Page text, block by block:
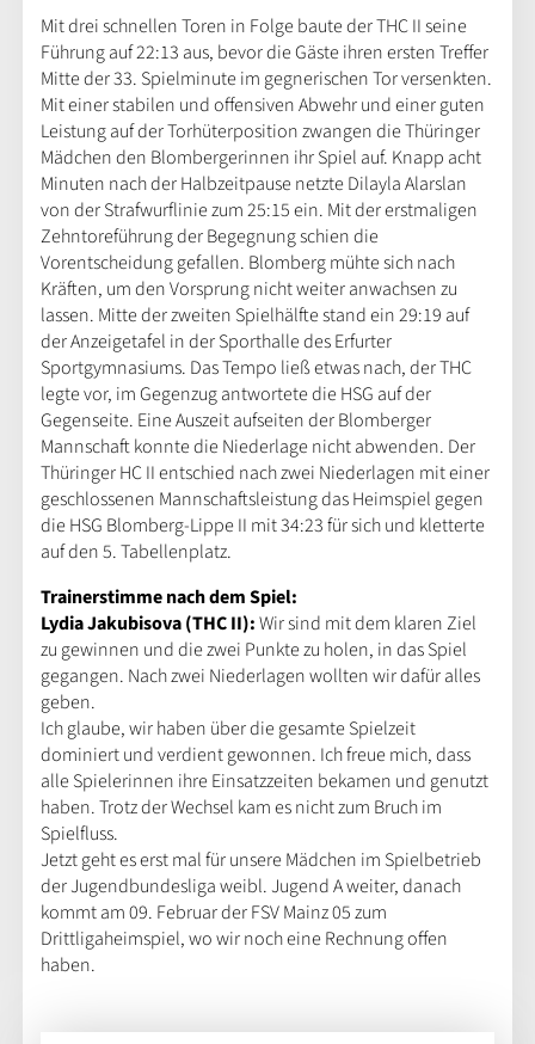
Mit drei schnellen Toren in Folge baute der THC II seine
Führung auf 22:13 aus, bevor die Gäste ihren ersten Treffer
Mitte der 33. Spielminute im gegnerischen Tor versenkten.
Mit einer stabilen und offensiven Abwehr und einer guten
Leistung auf der Torhüterposition zwangen die Thüringer
Mädchen den Blombergerinnen ihr Spiel auf. Knapp acht
Minuten nach der Halbzeitpause netzte Dilayla Alarslan
von der Strafwurflinie zum 25:15 ein. Mit der erstmaligen
Zehntoreführung der Begegnung schien die
Vorentscheidung gefallen. Blomberg mühte sich nach
Kräften, um den Vorsprung nicht weiter anwachsen zu
lassen. Mitte der zweiten Spielhälfte stand ein 29:19 auf
der Anzeigetafel in der Sporthalle des Erfurter
Sportgymnasiums. Das Tempo ließ etwas nach, der THC
legte vor, im Gegenzug antwortete die HSG auf der
Gegenseite. Eine Auszeit aufseiten der Blomberger
Mannschaft konnte die Niederlage nicht abwenden. Der
Thüringer HC II entschied nach zwei Niederlagen mit einer
geschlossenen Mannschaftsleistung das Heimspiel gegen
die HSG Blomberg-Lippe II mit 34:23 für sich und kletterte
auf den 5. Tabellenplatz.
Trainerstimme nach dem Spiel:
Lydia Jakubisova (THC II):Wir sind mit dem klaren Ziel
zu gewinnen und die zwei Punkte zu holen, in das Spiel
gegangen. Nach zwei Niederlagen wollten wir dafür alles
geben.
Ich glaube, wir haben über die gesamte Spielzeit
dominiert und verdient gewonnen. Ich freue mich, dass
alle Spielerinnen ihre Einsatzzeiten bekamen und genutzt
haben. Trotz der Wechsel kam es nicht zum Bruch im
Spielfluss.
Jetzt geht es erst mal für unsere Mädchen im Spielbetrieb
der Jugendbundesliga weibl. Jugend A weiter, danach
kommt am 09. Februar der FSV Mainz 05 zum
Drittligaheimspiel, wo wir noch eine Rechnung offen
haben.